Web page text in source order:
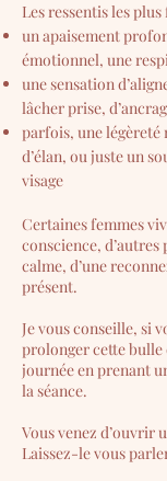
Les ressentis les
un apaisement
émotionnel, une
une sensation
lâcher prise,
parfois, une
d’élan, ou juste un
visage
Certaines femmes
conscience,
calme, d’une
présent.
Je vous conseille, si
prolonger cette
journée en prenant
la séance.
Vous venez d’ouvrir
Laissez-le vous